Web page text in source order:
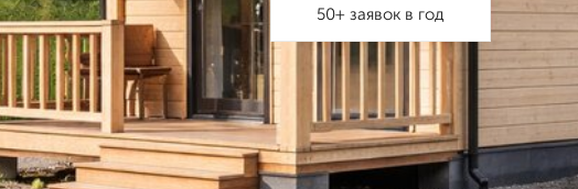
50+ заявок в год